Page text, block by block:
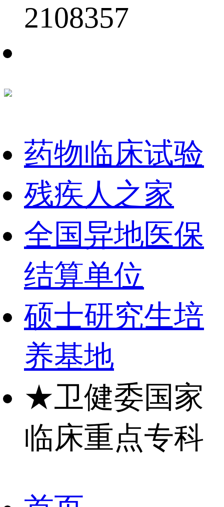
2108357
药物临床试验
残疾人之家
全国异地医保
结算单位
硕士研究生培
养基地
★卫健委国家
临床重点专科